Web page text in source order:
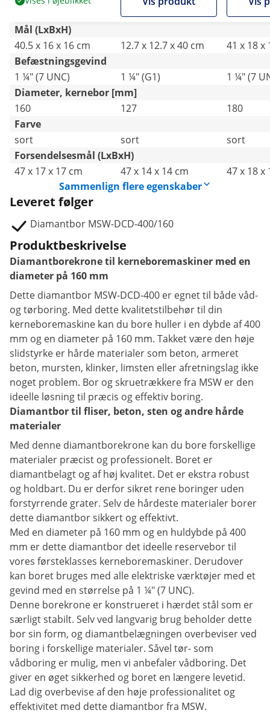
Mål (LxBxH)
40.5 x 16 x 16 cm
12.7 x 12.7 x 40 cm
41 x 18 x
Befæstningsgevind
1 ¼" (7 UNC)
1 ¼" (G1)
1 ¼" (7
Diameter, kernebor [mm]
160
127
180
Farve
sort
sort
sort
Forsendelsesmål (LxBxH)
47 x 17 x 17 cm
47 x 14 x 14 cm
47 x 18 x
Sammenlign flere egenskaber
Leveret følger
Diamantbor MSW-DCD-400/160
Produktbeskrivelse
Diamantborekrone til kerneboremaskiner med en
diameter på 160 mm
Dette diamantbor MSW-DCD-400 er egnet til både våd-
og tørboring. Med dette kvalitetstilbehør til din
kerneboremaskine kan du bore huller i en dybde af 400
mm og en diameter på 160 mm. Takket være den høje
slidstyrke er hårde materialer som beton, armeret
beton, mursten, klinker, limsten eller afretningslag ikke
noget problem. Bor og skruetrækkere fra MSW er den
ideelle løsning til præcis og effektiv boring.
Diamantbor til fliser, beton, sten og andre hårde
materialer
Med denne diamantborekrone kan du bore forskellige
materialer præcist og professionelt. Boret er
diamantbelagt og af høj kvalitet. Det er ekstra robust
og holdbart. Du er derfor sikret rene boringer uden
forstyrrende grater. Selv de hårdeste materialer borer
dette diamantbor sikkert og effektivt.
Med en diameter på 160 mm og en huldybde på 400
mm er dette diamantbor det ideelle reservebor til
vores førsteklasses kerneboremaskiner. Derudover
kan boret bruges med alle elektriske værktøjer med et
gevind med en størrelse på 1 ¼" (7 UNC).
Denne borekrone er konstrueret i hærdet stål som er
særligt stabilt. Selv ved langvarig brug beholder dette
bor sin form, og diamantbelægningen overbeviser ved
boring i forskellige materialer. Såvel tør- som
vådboring er mulig, men vi anbefaler vådboring. Det
giver en øget sikkerhed og boret en længere levetid.
Lad dig overbevise af den høje professionalitet og
effektivitet med dette diamantbor fra MSW.